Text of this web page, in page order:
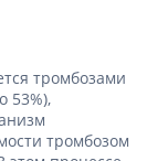
тромбозами
53%),
тромбозом